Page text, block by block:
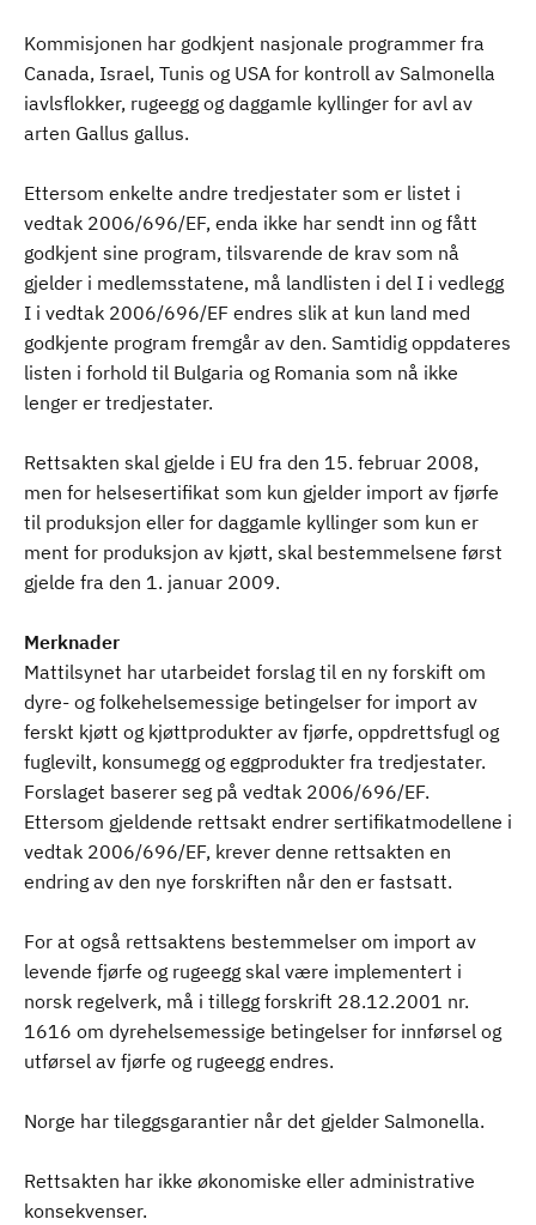
Kommisjonen har godkjent nasjonale programmer fra
Canada, Israel, Tunis og USA for kontroll av Salmonella
iavlsflokker, rugeegg og daggamle kyllinger for avl av
arten Gallus gallus.
Ettersom enkelte andre tredjestater som er listet i
vedtak 2006/696/EF, enda ikke har sendt inn og fått
godkjent sine program, tilsvarende de krav som nå
gjelder i medlemsstatene, må landlisten i del I i vedlegg
I i vedtak 2006/696/EF endres slik at kun land med
godkjente program fremgår av den. Samtidig oppdateres
listen i forhold til Bulgaria og Romania som nå ikke
lenger er tredjestater.
Rettsakten skal gjelde i EU fra den 15. februar 2008,
men for helsesertifikat som kun gjelder import av fjørfe
til produksjon eller for daggamle kyllinger som kun er
ment for produksjon av kjøtt, skal bestemmelsene først
gjelde fra den 1. januar 2009.
Merknader
Mattilsynet har utarbeidet forslag til en ny forskift om
dyre- og folkehelsemessige betingelser for import av
ferskt kjøtt og kjøttprodukter av fjørfe, oppdrettsfugl og
fuglevilt, konsumegg og eggprodukter fra tredjestater.
Forslaget baserer seg på vedtak 2006/696/EF.
Ettersom gjeldende rettsakt endrer sertifikatmodellene i
vedtak 2006/696/EF, krever denne rettsakten en
endring av den nye forskriften når den er fastsatt.
For at også rettsaktens bestemmelser om import av
levende fjørfe og rugeegg skal være implementert i
norsk regelverk, må i tillegg forskrift 28.12.2001 nr.
1616 om dyrehelsemessige betingelser for innførsel og
utførsel av fjørfe og rugeegg endres.
Norge har tileggsgarantier når det gjelder Salmonella.
Rettsakten har ikke økonomiske eller administrative
konsekvenser.